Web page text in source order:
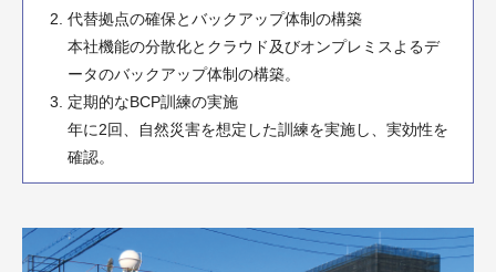
代替拠点の確保とバックアップ体制の構築
本社機能の分散化とクラウド及びオンプレミスよるデ
ータのバックアップ体制の構築。
定期的なBCP訓練の実施
年に2回、自然災害を想定した訓練を実施し、実効性を
確認。